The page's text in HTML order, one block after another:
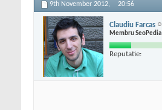
9th November 2012, 20:56
Claudiu Farcas
Membru SeoPedia
Reputatie: